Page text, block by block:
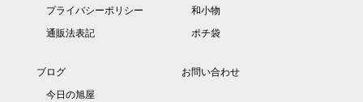
プライバシーポリシー
通販法表記
和小物
ポチ袋
ブログ
今日の旭屋
お問い合わせ